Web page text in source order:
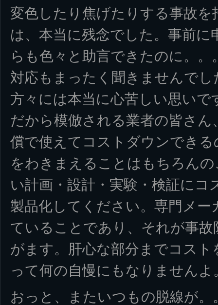
変色したり焦げたりする事故
は、本当に残念でした。事前
らも色々と助言できたのに。
対応もまったく聞きませんで
方々には本当に心苦しい思いで
だから模倣される業者の皆さ
償で使えてコストダウンでき
をわきまえることはもちろん
い計画・設計・実験・検証に
製品化してください。専門メ
ていることであり、それが事
がます。肝心な部分までコス
って何の自慢にもなりませんよ
おっと、またいつもの脱線が。